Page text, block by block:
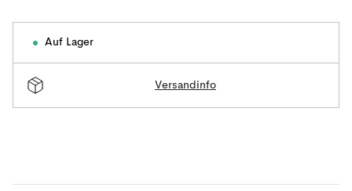
Auf Lager
Versandinfo